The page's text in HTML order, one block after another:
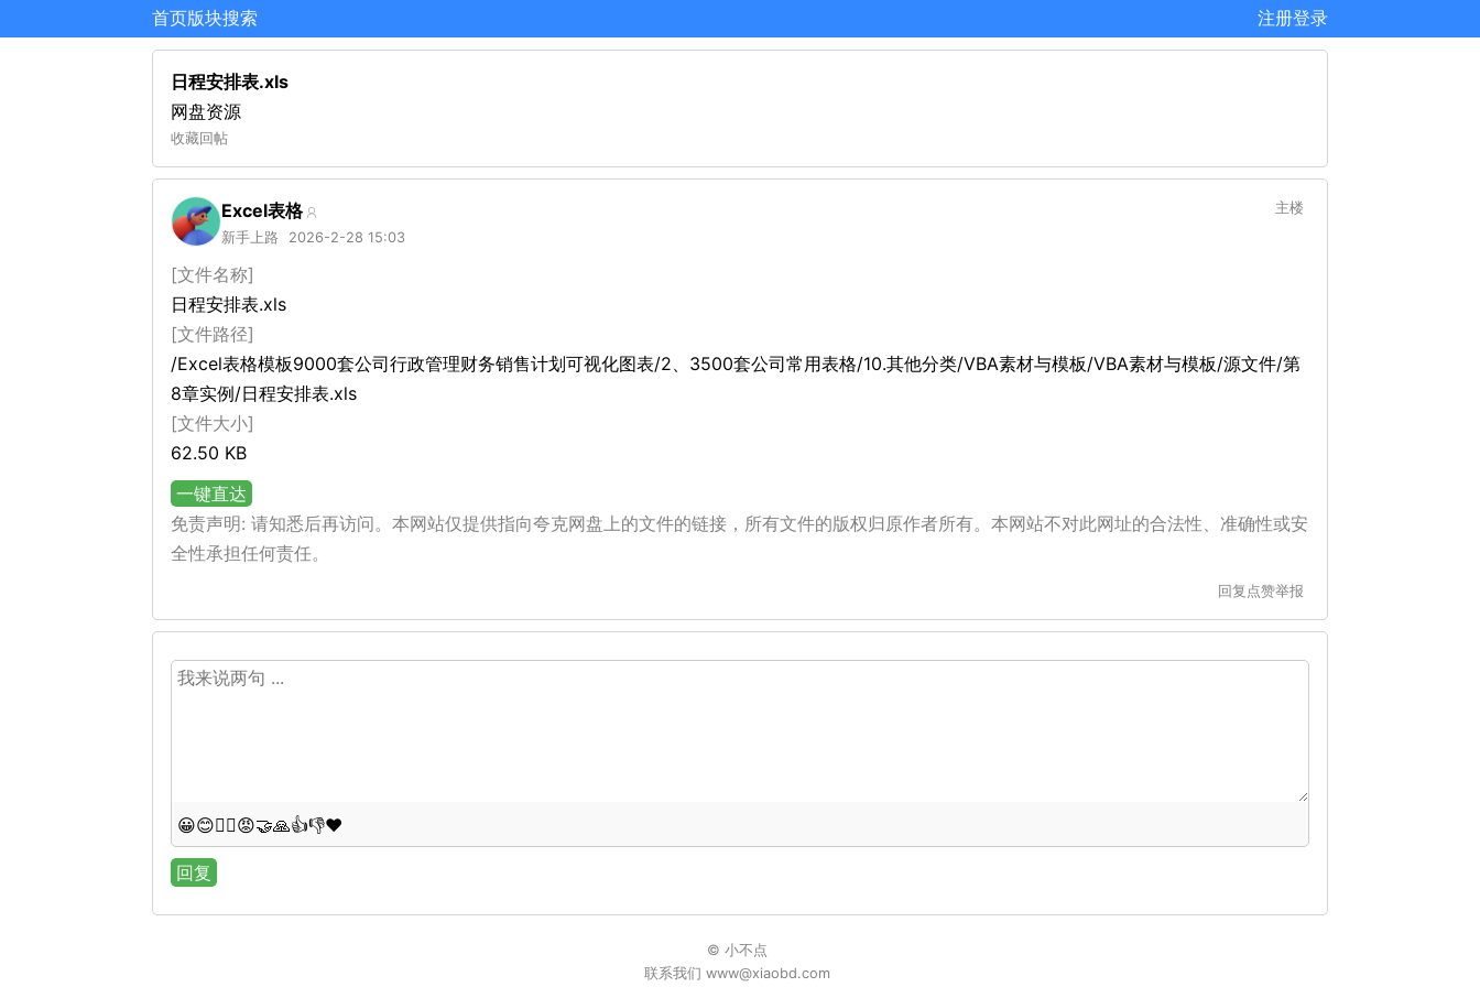
首页版块搜索 注册登录
日程安排表.xls
网盘资源
收藏回帖
Excel表格
新手上路 2026-2-28 15:03
主楼
[文件名称]
日程安排表.xls
[文件路径]
/Excel表格模板9000套公司行政管理财务销售计划可视化图表/2、3500套公司常用表格/10.其他分类/VBA素材与模板/VBA素材与模板/源文件/第
8章实例/日程安排表.xls
[文件大小]
62.50 KB
一键直达
免责声明: 请知悉后再访问。本网站仅提供指向夸克网盘上的文件的链接，所有文件的版权归原作者所有。本网站不对此网址的合法性、准确性或安
全性承担任何责任。
回复 点赞举报
😀😊😵‍💫😡🤝🙏👍👎❤️
回复
© 小不点
联系我们 www@xiaobd.com